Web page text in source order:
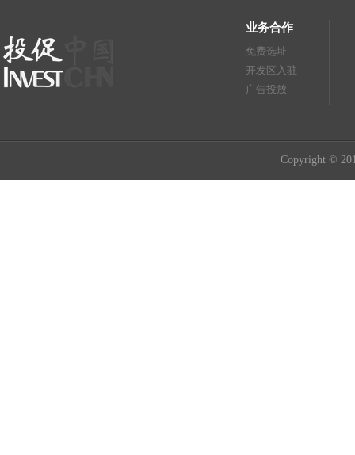
业务合作
免费选址
开发区入驻
广告投放
Copyright ©